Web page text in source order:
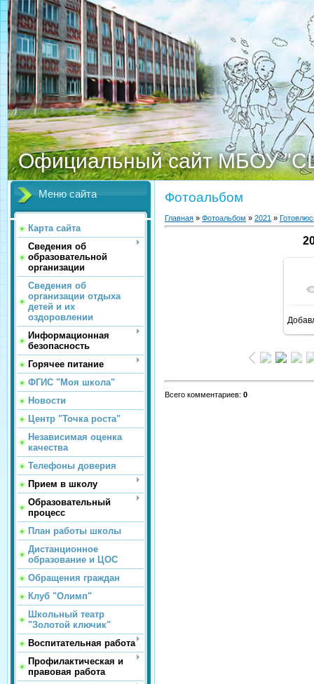
Официальный сайт МБОУ
Меню сайта
Карта сайта
Сведения об
образовательной
организации
Сведения об
организации отдыха
детей и их
оздоровлении
Информационная
безопасность
Горячее питание
ФГИС "Моя школа"
Новости
Центр "Точка роста"
Независимая оценка
качества
Телефоны доверия
Прием в школу
Образовательный
процесс
План работы школы
Дистанционное
образование и ЦОС
Обращения граждан
Клуб "Олимп"
Школьный театр
"Золотой ключик"
Воспитательная работа
Профилактическая и
правовая работа
Фотоальбом
Главная » Фотоальбом » 2021 »
Всего комментариев: 0